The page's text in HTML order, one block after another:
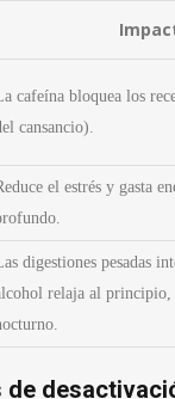
cafeína bloquea los
cansancio).
el estrés y gasta
digestiones pesadas
relaja al principio,
de